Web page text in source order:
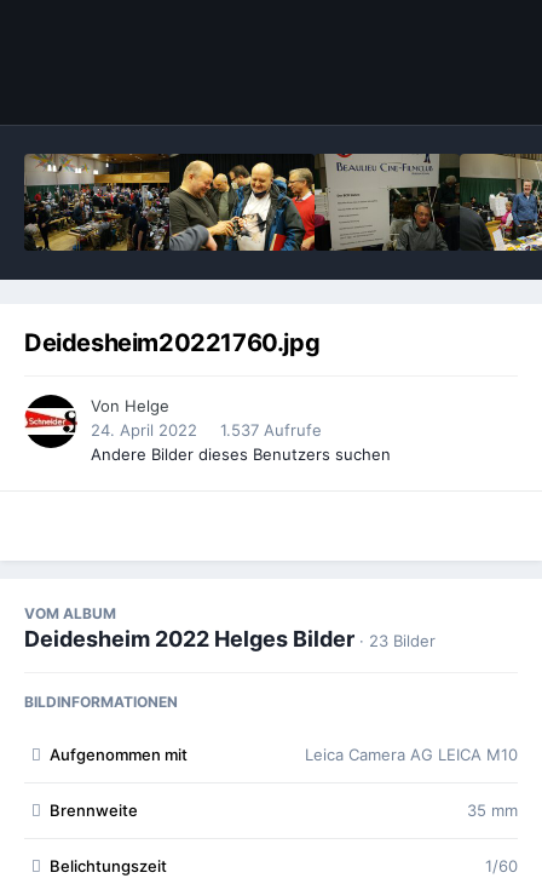
Deidesheim20221760.jpg
Von Helge
24. April 2022
1.537 Aufrufe
Andere Bilder dieses Benutzers suchen
VOM ALBUM
Deidesheim 2022 Helges Bilder · 23 Bilder
BILDINFORMATIONEN
Aufgenommen mit Leica Camera AG LEICA M10
Brennweite 35 mm
Belichtungszeit 1/60